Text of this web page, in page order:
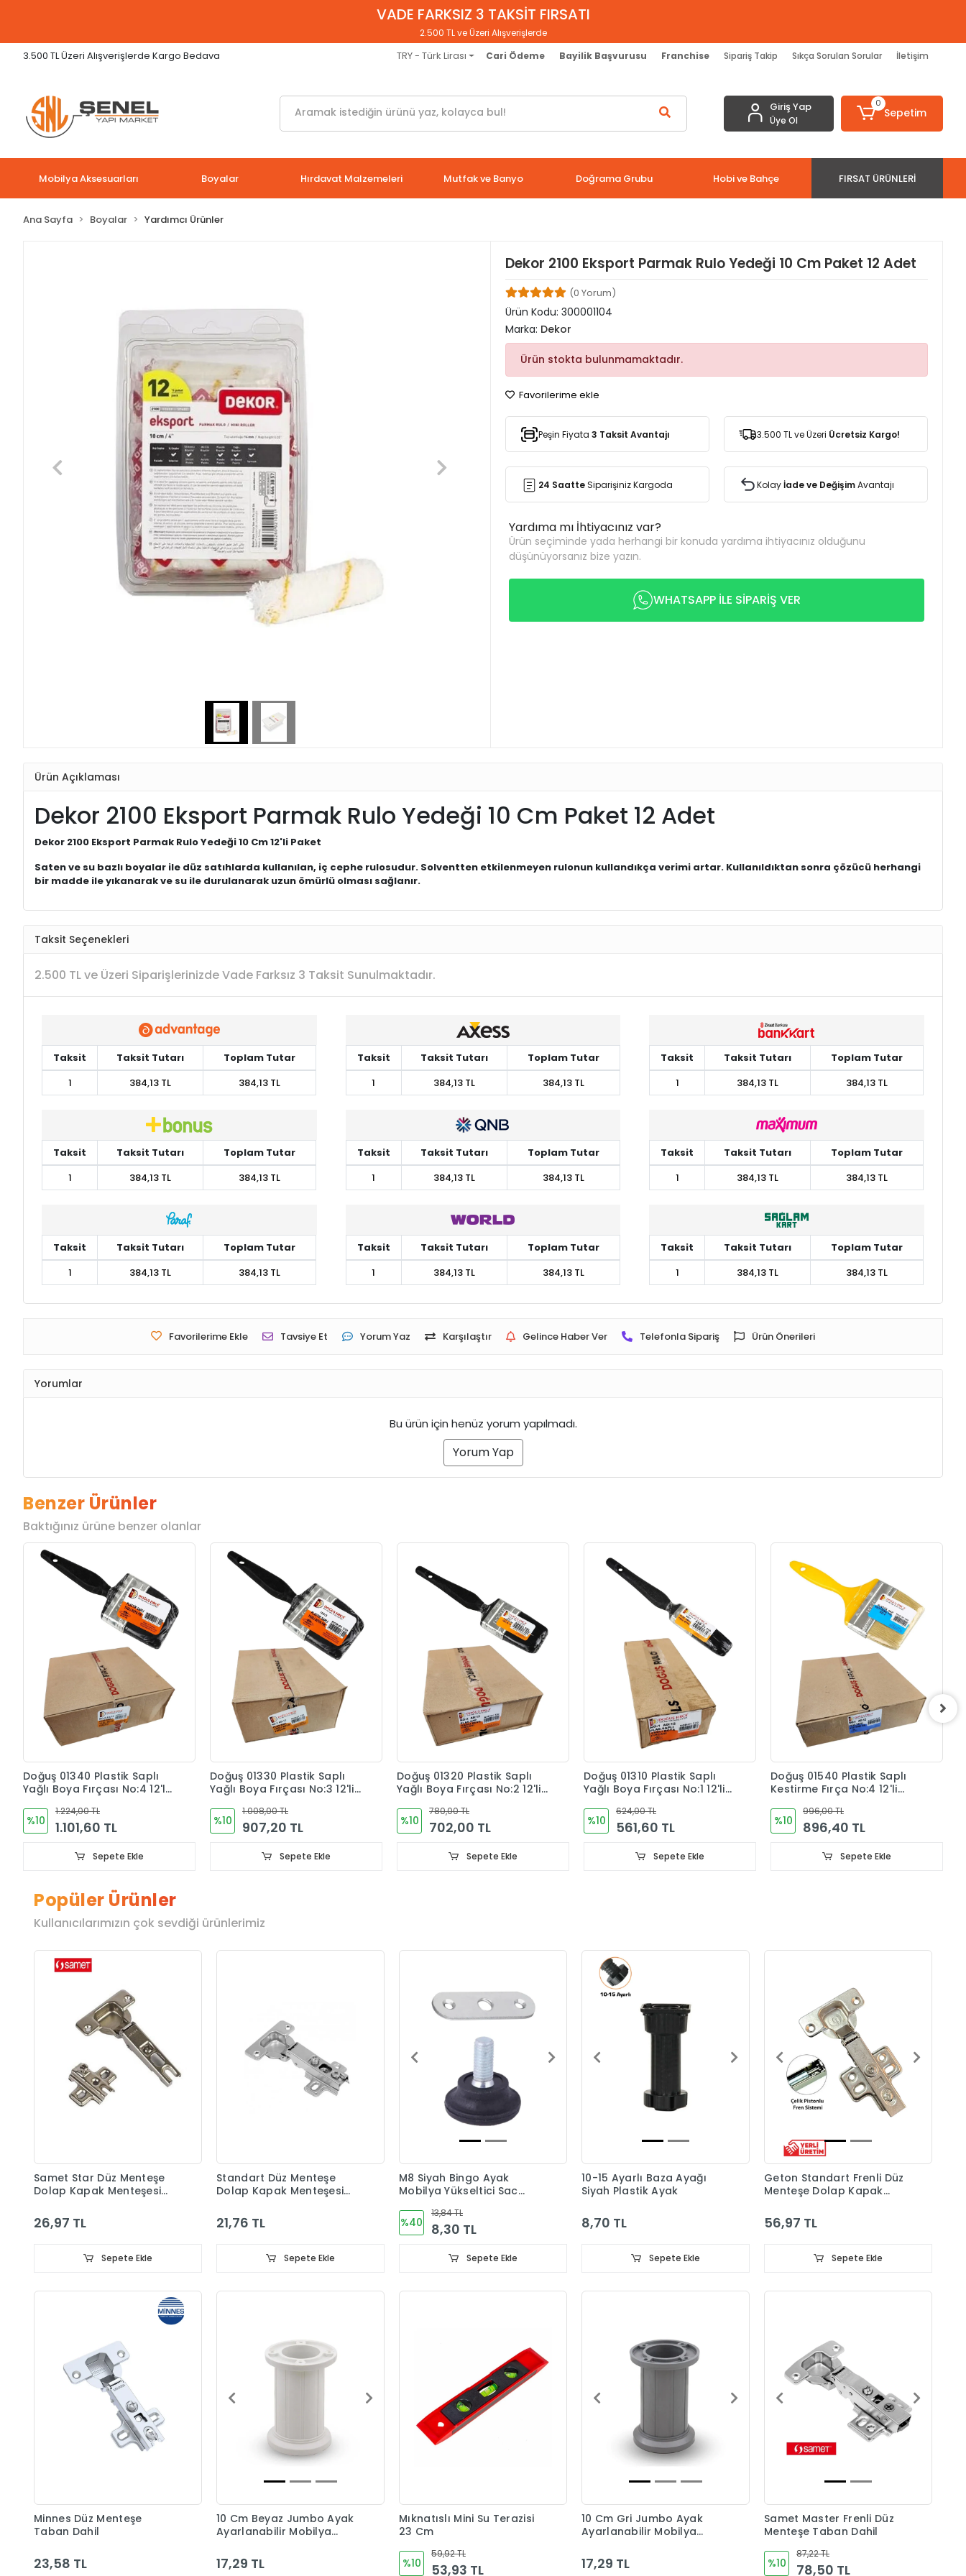
VADE FARKSIZ 3 TAKSİT FIRSATI
2.500 TL ve Üzeri Alışverişlerde
3.500 TL Üzeri Alışverişlerde Kargo Bedava TRY - Türk Lirası Cari Ödeme Bayilik Başvurusu Franchise Sipariş Takip Sıkça Sorulan Sorular İletişim
Giriş Yap
Üye Ol
0
Sepetim
Mobilya Aksesuarları Boyalar Hırdavat Malzemeleri Mutfak ve Banyo Doğrama Grubu Hobi ve Bahçe FIRSAT ÜRÜNLERI
Ana Sayfa Boyalar Yardımcı Ürünler
Dekor 2100 Eksport Parmak Rulo Yedeği 10 Cm Paket 12 Adet
(0 Yorum)
Ürün Kodu: 300001104
Marka: Dekor
Ürün stokta bulunmamaktadır.
Favorilerime ekle
Peşin Fiyata 3 Taksit Avantajı 3.500 TL ve Üzeri Ücretsiz Kargo!
24 SaatteSiparişiniz Kargoda Kolayİade ve DeğişimAvantajı
Yardıma mı İhtiyacınız var?
Ürün seçiminde yada herhangi bir konuda yardıma ihtiyacınız olduğunu
düşünüyorsanız bize yazın.
WHATSAPP İLE SİPARİŞ VER
Ürün Açıklaması
Dekor 2100 Eksport Parmak Rulo Yedeği 10 Cm Paket 12 Adet
Dekor 2100 Eksport Parmak Rulo Yedeği 10 Cm 12'li Paket
Saten ve su bazlı boyalar ile düz satıhlarda kullanılan, iç cephe rulosudur. Solventten etkilenmeyen rulonun kullandıkça verimi artar. Kullanıldıktan sonra çözücü herhangi
bir madde ile yıkanarak ve su ile durulanarak uzun ömürlü olması sağlanır.
Taksit Seçenekleri
2.500 TL ve Üzeri Siparişlerinizde Vade Farksız 3 Taksit Sunulmaktadır.
Taksit Taksit Tutarı
Toplam Tutar
1
384,13 TL 384,13 TL
Taksit Taksit Tutarı
Toplam Tutar
1
384,13 TL 384,13 TL
Taksit Taksit Tutarı
Toplam Tutar
1
384,13 TL 384,13 TL
Taksit Taksit Tutarı
Toplam Tutar
1
384,13 TL 384,13 TL
Taksit Taksit Tutarı
Toplam Tutar
1
384,13 TL 384,13 TL
Taksit Taksit Tutarı
Toplam Tutar
1
384,13 TL 384,13 TL
Taksit Taksit Tutarı
Toplam Tutar
1
384,13 TL 384,13 TL
Taksit Taksit Tutarı
Toplam Tutar
1
384,13 TL 384,13 TL
Taksit Taksit Tutarı
Toplam Tutar
1
384,13 TL 384,13 TL
Favorilerime Ekle Tavsiye Et Yorum Yaz Karşılaştır Gelince Haber Ver Telefonla Sipariş Ürün Önerileri
Yorumlar
Bu ürün için henüz yorum yapılmadı.
Yorum Yap
Benzer Ürünler
Baktığınız ürüne benzer olanlar
Doğuş 01340 Plastik Saplı
Yağlı Boya Fırçası No:4 12'li
%10
1.224,00 TL
1.101,60 TL
Sepete Ekle
Doğuş 01330 Plastik Saplı
Yağlı Boya Fırçası No:3 12'li
%10
1.008,00 TL
907,20 TL
Sepete Ekle
Doğuş 01320 Plastik Saplı
Yağlı Boya Fırçası No:2 12'li
%10
780,00 TL
702,00 TL
Sepete Ekle
Doğuş 01310 Plastik Saplı
Yağlı Boya Fırçası No:1 12'li
%10
624,00 TL
561,60 TL
Sepete Ekle
Doğuş 01540 Plastik Saplı
Kestirme Fırça No:4 12'li
%10
996,00 TL
896,40 TL
Sepete Ekle
Popüler Ürünler
Kullanıcılarımızın çok sevdiği ürünlerimiz
Samet Star Düz Menteşe
Dolap Kapak Menteşesi
26,97 TL
Sepete Ekle
Standart Düz Menteşe
Dolap Kapak Menteşesi
21,76 TL
Sepete Ekle
M8 Siyah Bingo Ayak
Mobilya Yükseltici Sac
%40
13,84 TL
8,30 TL
Sepete Ekle
10-15 Ayarlı Baza Ayağı
Siyah Plastik Ayak
8,70 TL
Sepete Ekle
Geton Standart Frenli Düz
Menteşe Dolap Kapak
56,97 TL
Sepete Ekle
Minnes Düz Menteşe
Taban Dahil
23,58 TL
10 Cm Beyaz Jumbo Ayak
Ayarlanabilir Mobilya
17,29 TL
Mıknatıslı Mini Su Terazisi
23 Cm
%10
59,92 TL
53,93 TL
10 Cm Gri Jumbo Ayak
Ayarlanabilir Mobilya
17,29 TL
Samet Master Frenli Düz
Menteşe Taban Dahil
%10
87,22 TL
78,50 TL